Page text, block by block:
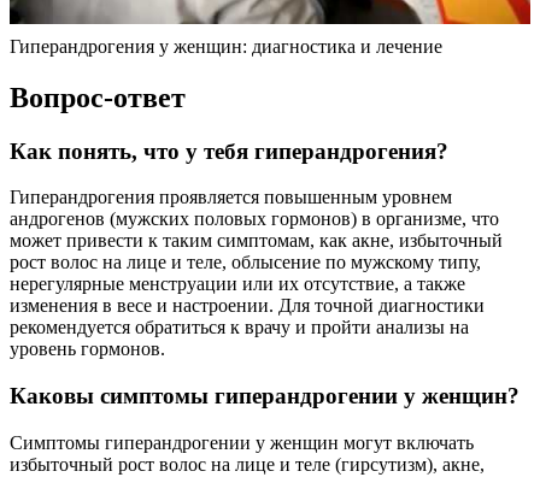
Гиперандрогения у женщин: диагностика и лечение
Вопрос-ответ
Как понять, что у тебя гиперандрогения?
Гиперандрогения проявляется повышенным уровнем
андрогенов (мужских половых гормонов) в организме, что
может привести к таким симптомам, как акне, избыточный
рост волос на лице и теле, облысение по мужскому типу,
нерегулярные менструации или их отсутствие, а также
изменения в весе и настроении. Для точной диагностики
рекомендуется обратиться к врачу и пройти анализы на
уровень гормонов.
Каковы симптомы гиперандрогении у женщин?
Симптомы гиперандрогении у женщин могут включать
избыточный рост волос на лице и теле (гирсутизм), акне,